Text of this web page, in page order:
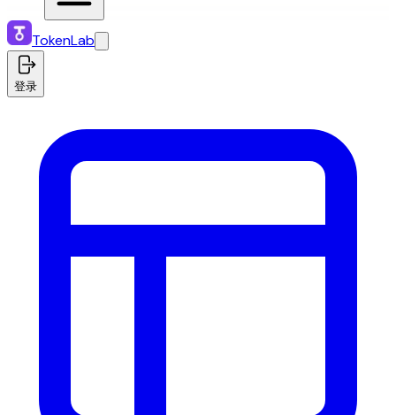
TokenLab
登录